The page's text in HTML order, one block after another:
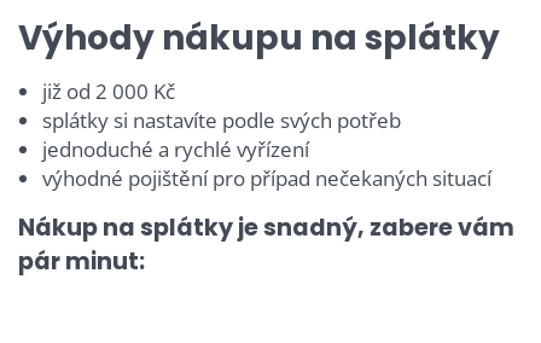
Výhody nákupu na splátky
již od 2 000 Kč
splátky si nastavíte podle svých potřeb
jednoduché a rychlé vyřízení
výhodné pojištění pro případ nečekaných situací
Nákup na splátky je snadný, zabere vám
pár minut: